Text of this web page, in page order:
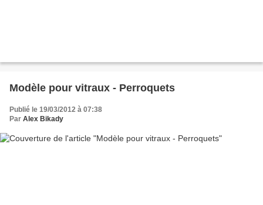
Modèle pour vitraux - Perroquets
Publié le 19/03/2012 à 07:38
Par Alex Bikady